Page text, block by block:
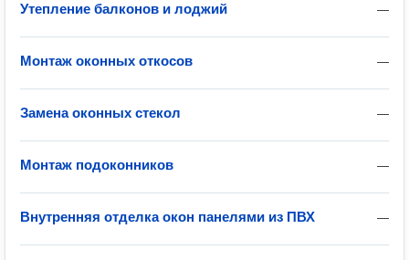
—
Утепление балконов и лоджий
—
Монтаж оконных откосов
—
Замена оконных стекол
—
Монтаж подоконников
—
Внутренняя отделка окон панелями из ПВХ